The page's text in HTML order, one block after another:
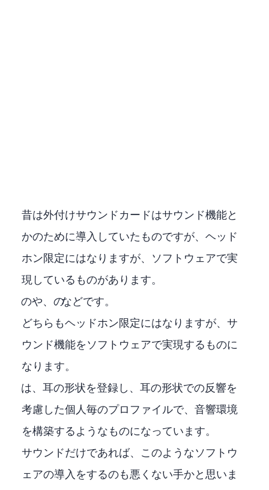
昔は外付けサウンドカードは3Dサウンド機能と
かのために導入していたものですが、ヘッド
ホン限定にはなりますが、ソフトウェアで実
現しているものがあります。
EMBODYのIMMERSE GAMINGや、RAZERのTHX SPATIAL AUDIOなどです。
どちらもヘッドホン限定にはなりますが、3Dサ
ウンド機能をソフトウェアで実現するものに
なります。
EMBODYは、耳の形状を登録し、耳の形状での反響を
考慮した個人毎のプロファイルで、3D音響環境
を構築するようなものになっています。
3Dサウンドだけであれば、このようなソフトウ
ェアの導入をするのも悪くない手かと思いま